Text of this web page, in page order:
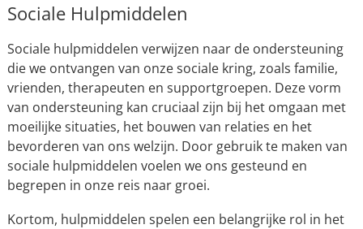
Sociale Hulpmiddelen
Sociale hulpmiddelen verwijzen naar de ondersteuning
die we ontvangen van onze sociale kring, zoals familie,
vrienden, therapeuten en supportgroepen. Deze vorm
van ondersteuning kan cruciaal zijn bij het omgaan met
moeilijke situaties, het bouwen van relaties en het
bevorderen van ons welzijn. Door gebruik te maken van
sociale hulpmiddelen voelen we ons gesteund en
begrepen in onze reis naar groei.
Kortom, hulpmiddelen spelen een belangrijke rol in het